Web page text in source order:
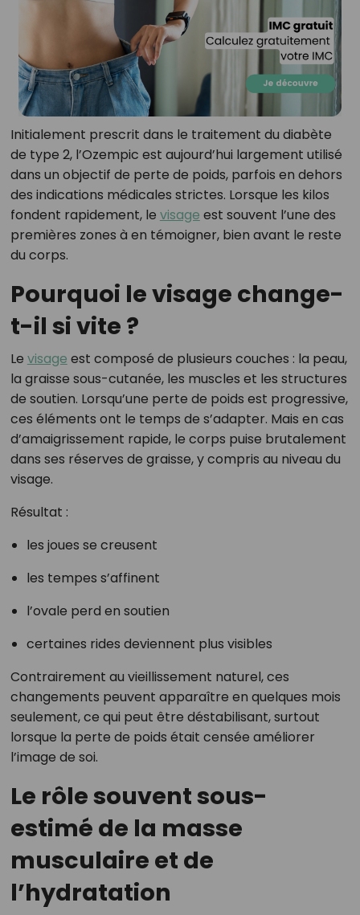
Initialement prescrit dans le traitement du diabète
de type 2, l’Ozempic est aujourd’hui largement utilisé
dans un objectif de perte de poids, parfois en dehors
des indications médicales strictes. Lorsque les kilos
fondent rapidement, le visage est souvent l’une des
premières zones à en témoigner, bien avant le reste
du corps.
Pourquoi le visage change-
t-il si vite ?
Le visage est composé de plusieurs couches : la peau,
la graisse sous-cutanée, les muscles et les structures
de soutien. Lorsqu’une perte de poids est progressive,
ces éléments ont le temps de s’adapter. Mais en cas
d’amaigrissement rapide, le corps puise brutalement
dans ses réserves de graisse, y compris au niveau du
visage.
Résultat :
les joues se creusent
les tempes s’affinent
l’ovale perd en soutien
certaines rides deviennent plus visibles
Contrairement au vieillissement naturel, ces
changements peuvent apparaître en quelques mois
seulement, ce qui peut être déstabilisant, surtout
lorsque la perte de poids était censée améliorer
l’image de soi.
Le rôle souvent sous-
estimé de la masse
musculaire et de
l’hydratation